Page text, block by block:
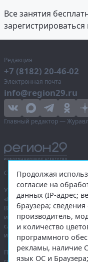
Все занятия
Редакция
+7 (8182) 20-46-02
Электронная почта
info@region29.ru
Главный редактор —
Сетевое издание
Учредитель — общество с
«Правда Севера».
Выписка из реестра
информации:ЭЛ № ФС 77-
службой по надзору в
и массовых коммуникаций
При полном или частичном
Продолжая
согласие на
данных (IP-адрес;
браузера; сведения
производитель,
и количество
программного
рекламы, наличие
язык ОС и